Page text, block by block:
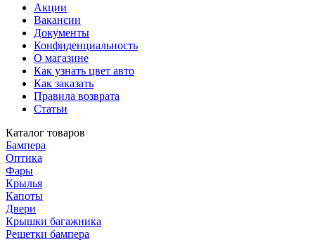
Акции
Вакансии
Документы
Конфиденциальность
О магазине
Как узнать цвет авто
Как заказать
Правила возврата
Статьи
Каталог товаров
Бампера
Оптика
Фары
Крылья
Капоты
Двери
Крышки багажника
Решетки бампера